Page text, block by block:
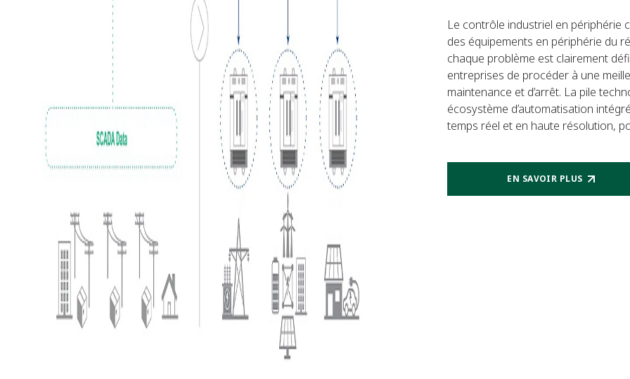
Le contrôle industriel en périphérie
des équipements en périphérie du
chaque problème est clairement
entreprises de procéder à une
maintenance et d’arrêt. La pile
écosystème d’automatisation
temps réel et en haute résolution,
EN SAVOIR PLUS